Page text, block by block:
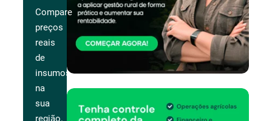
Compare
preços
reais
de
insumos
na
sua
região.